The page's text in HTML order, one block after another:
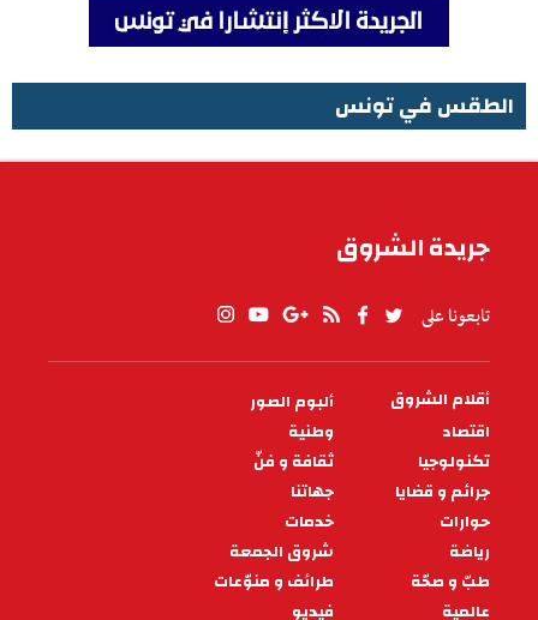
الطقس في تونس
جريدة الشروق
تابعونا على
PIED
DE
PAGE
أقلام الشروق
ألبوم الصور
اقتصاد
وطنية
تكنولوجيا
ثقافة و فنّ
جرائم و قضايا
جهاتنا
حوارات
خدمات
رياضة
شروق الجمعة
طبّ و صحّة
طرائف و منوّعات
عالمية
فيديو